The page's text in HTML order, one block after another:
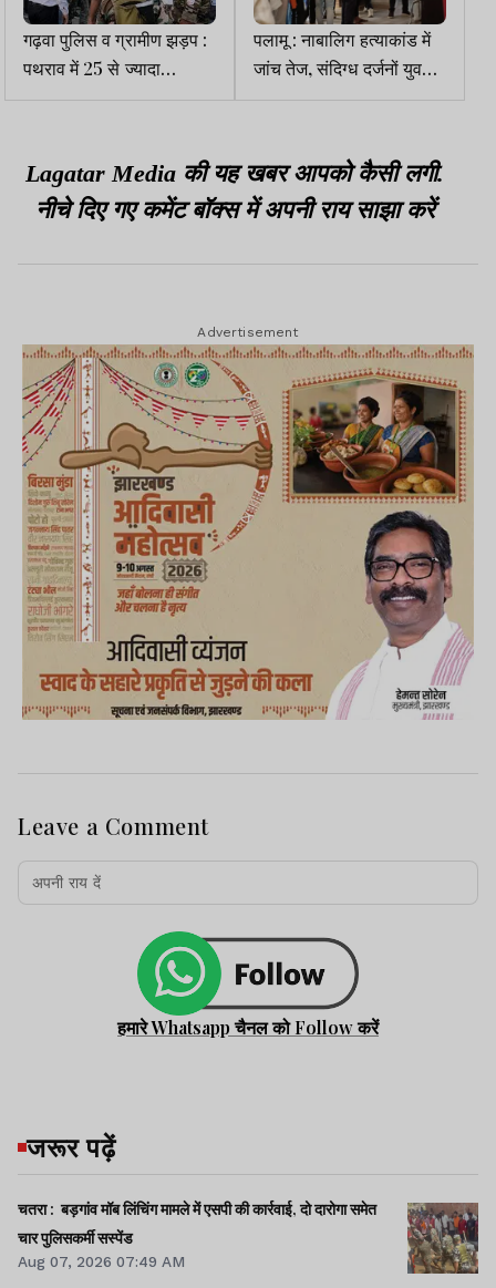
गढ़वा पुलिस व ग्रामीण झड़प :
पथराव में 25 से ज्यादा
पुलिसकर्मी घायल, कई हिरासत
पलामू : नाबालिग हत्याकांड में
जांच तेज, संदिग्ध दर्जनों युवकों
की कराई गई मेडिकल जांच
Lagatar Media की यह खबर आपको कैसी लगी.
नीचे दिए गए कमेंट बॉक्स में अपनी राय साझा करें
Advertisement
Leave a Comment
हमारे Whatsapp चैनल को Follow करें
जरूर पढ़ें
चतरा : बड़गांव मॉब लिंचिंग मामले में एसपी की कार्रवाई, दो दारोगा समेत
चार पुलिसकर्मी सस्पेंड
Aug 07, 2026 07:49 AM